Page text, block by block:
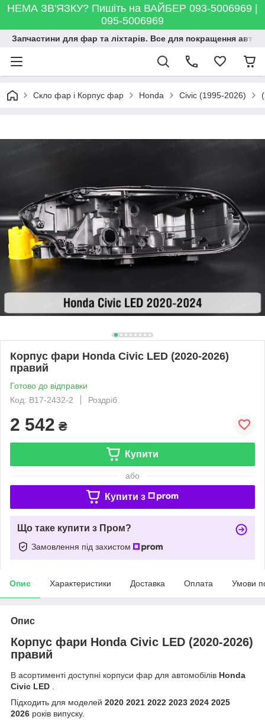
НЕМА ЗВ'ЯЗКУ? Пишіть на ВАЙБЕР 093-5006969 |
095-5006969
Запчастини для фар та ліхтарів. Все для покращення
Скло фар і Корпус фар Honda Civic (1995-2026)
Корпус фари Honda Civic LED (2020-2026)
правий
Готово до відправки
Код: B17-2432-2
Роздріб
2 542 ₴
Купити
або
Купити з
Що таке купити з Пром?
Замовлення під захистом
Опис Характеристики Доставка Оплата Умови
Опис
Корпус фари Honda Civic LED (2020-2026)
правий
В асортименті доступні корпуси фар для автомобілів Honda
Civic LED .
Підходить для моделей 2020 2021 2022 2023 2024 2025
2026 років випуску.